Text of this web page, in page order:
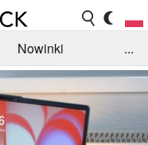
Nowinki
...